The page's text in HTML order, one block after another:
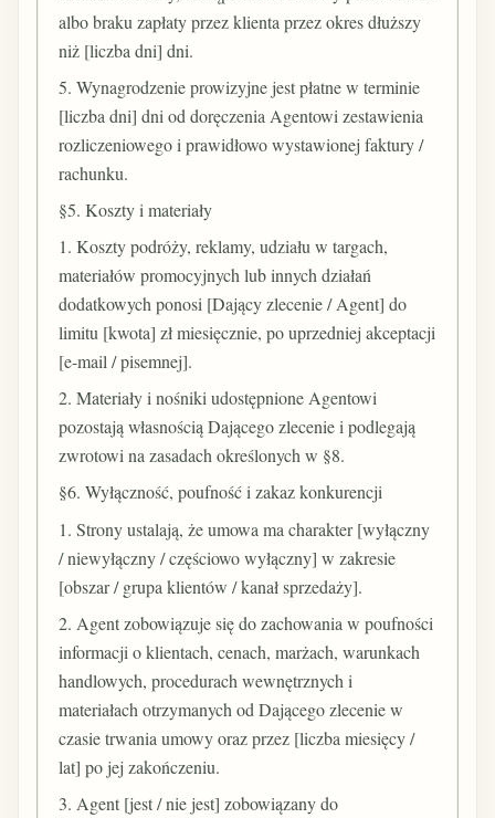
albo braku zapłaty przez klienta przez okres dłuższy
niż [liczba dni] dni.
5. Wynagrodzenie prowizyjne jest płatne w terminie
[liczba dni] dni od doręczenia Agentowi zestawienia
rozliczeniowego i prawidłowo wystawionej faktury /
rachunku.
§5. Koszty i materiały
1. Koszty podróży, reklamy, udziału w targach,
materiałów promocyjnych lub innych działań
dodatkowych ponosi [Dający zlecenie / Agent] do
limitu [kwota] zł miesięcznie, po uprzedniej akceptacji
[e-mail / pisemnej].
2. Materiały i nośniki udostępnione Agentowi
pozostają własnością Dającego zlecenie i podlegają
zwrotowi na zasadach określonych w §8.
§6. Wyłączność, poufność i zakaz konkurencji
1. Strony ustalają, że umowa ma charakter [wyłączny
/ niewyłączny / częściowo wyłączny] w zakresie
[obszar / grupa klientów / kanał sprzedaży].
2. Agent zobowiązuje się do zachowania w poufności
informacji o klientach, cenach, marżach, warunkach
handlowych, procedurach wewnętrznych i
materiałach otrzymanych od Dającego zlecenie w
czasie trwania umowy oraz przez [liczba miesięcy /
lat] po jej zakończeniu.
3. Agent [jest / nie jest] zobowiązany do